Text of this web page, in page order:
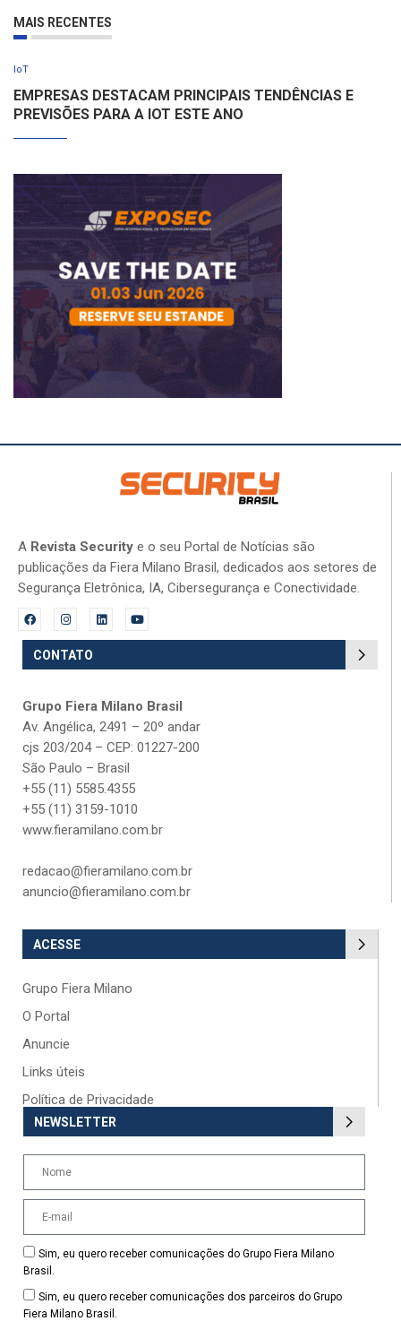
MAIS RECENTES
IoT
EMPRESAS DESTACAM PRINCIPAIS TENDÊNCIAS E
PREVISÕES PARA A IOT ESTE ANO
A Revista Security e o seu Portal de Notícias são
publicações da Fiera Milano Brasil, dedicados aos setores de
Segurança Eletrônica, IA, Cibersegurança e Conectividade.
CONTATO
Grupo Fiera Milano Brasil
Av. Angélica, 2491 – 20º andar
cjs 203/204 – CEP: 01227-200
São Paulo – Brasil
+55 (11) 5585.4355
+55 (11) 3159-1010
www.fieramilano.com.br
redacao@fieramilano.com.br
anuncio@fieramilano.com.br
ACESSE
Grupo Fiera Milano
O Portal
Anuncie
Links úteis
Política de Privacidade
NEWSLETTER
Sim, eu quero receber comunicações do Grupo Fiera Milano
Brasil.
Sim, eu quero receber comunicações dos parceiros do Grupo
Fiera Milano Brasil.